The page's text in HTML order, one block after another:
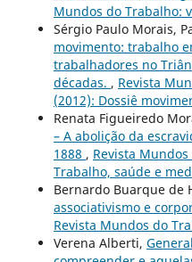
Mundos do Trabalho:
Sérgio Paulo Morais,
movimento: trabalho
trabalhadores no
décadas. , Revista
(2012): Dossiê
Renata Figueiredo
– A abolição da
1888 , Revista
Trabalho, saúde e
Bernardo Buarque de
associativismo e
Revista Mundos do
Verena Alberti,